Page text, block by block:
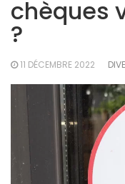
chèques
?
11 DÉCEMBRE 2022